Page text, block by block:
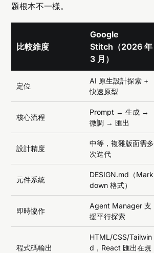
題根本不一樣。
比較維度
Google
Stitch（2026 年
3 月）
定位
AI 原生設計探索 +
快速原型
核心流程
Prompt → 生成 →
微調 → 匯出
設計精度
中等，複雜版面需多
次迭代
元件系統
DESIGN.md（Mark
down 格式）
即時協作
Agent Manager 支
援平行探索
程式碼輸出
HTML/CSS/Tailwin
d，React 匯出在規